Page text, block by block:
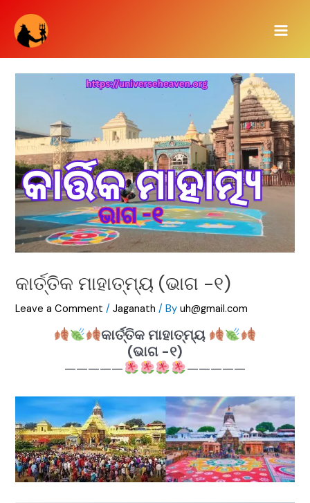
content
କାର୍ତ୍ତିକ ମାହାତ୍ମ୍ୟ (ଭାଗ -୧)
Leave a Comment /Jaganath / Byuh@gmail.com
କାର୍ତ୍ତିକ ମାହାତ୍ମ୍ୟ
(ଭାଗ -୧)
—————
—————